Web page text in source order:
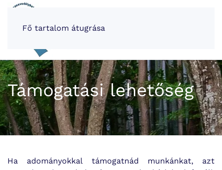
Fő tartalom átugrása
Támogatási lehetőség
Ha adományokkal támogatnád munkánkat, azt